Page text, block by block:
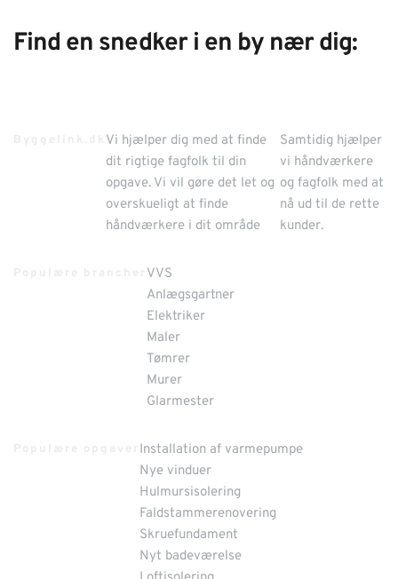
Find en snedker i en by nær dig:
Vi hjælper dig med at finde
dit rigtige fagfolk til din
opgave. Vi vil gøre det let og
overskueligt at finde
håndværkere i dit område
Samtidig hjælper
vi håndværkere
og fagfolk med at
nå ud til de rette
kunder.
VVS
Anlægsgartner
Elektriker
Maler
Tømrer
Murer
Glarmester
Installation af varmepumpe
Nye vinduer
Hulmursisolering
Faldstammerenovering
Skruefundament
Nyt badeværelse